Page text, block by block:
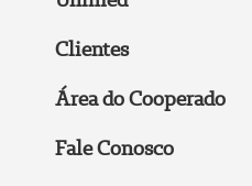
Clientes
Área do Cooperado
Fale Conosco